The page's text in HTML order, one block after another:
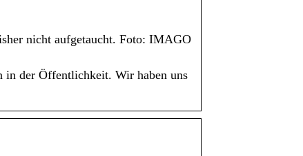
nicht aufgetaucht. Foto: IMAGO
in der Öffentlichkeit. Wir haben uns